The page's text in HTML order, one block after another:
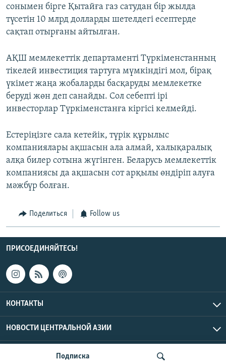
Подписка
сонымен бірге Қытайға газ сатудан бір жылда
түсетін 10 млрд долларды шетелдегі есептерде
сақтап отырғаны айтылған.
АҚШ мемлекеттік департаменті Түркіменстанның
тікелей инвестиция тартуға мүмкіндігі мол, бірақ
үкімет жаңа жобаларды басқаруды мемлекетке
беруді жөн деп санайды. Сол себепті ірі
инвесторлар Түркіменстанға кіргісі келмейді.
Естеріңізге сала кетейік, түрік құрылыс
компаниялары ақшасын ала алмай, халықаралық
алқа билер сотына жүгінген. Беларусь мемлекеттік
компаниясы да ақшасын сот арқылы өндіріп алуға
мәжбүр болған.
Поделиться Follow us
ПРИСОЕДИНЯЙТЕСЬ!
КОНТАКТЫ
НОВОСТИ ЦЕНТРАЛЬНОЙ АЗИИ
CENTRAL ASIAN © 2026 RFE/RL, Inc. | Все права защищены.